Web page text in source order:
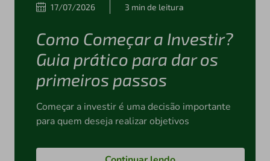
17/07/2026 3 min de leitura
Como Começar a Investir?
Guia prático para dar os
primeiros passos
Começar a investir é uma decisão importante
para quem deseja realizar objetivos